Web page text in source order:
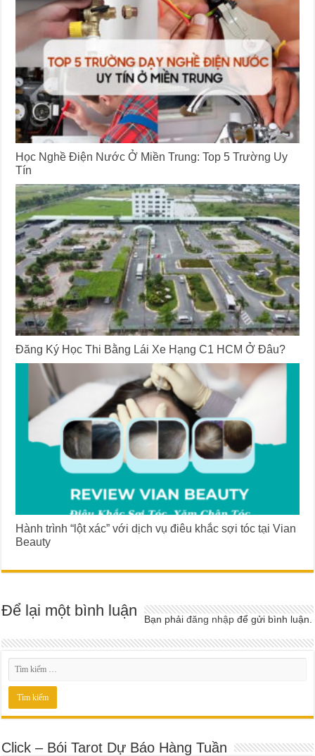
Học Nghề Điện Nước Ở Miền Trung: Top 5 Trường Uy
Tín
Đăng Ký Học Thi Bằng Lái Xe Hạng C1 HCM Ở Đâu?
Hành trình “lột xác” với dịch vụ điêu khắc sợi tóc tại Vian
Beauty
Để lại một bình luận Bạn phảiđăng nhập để gửi bình luận.
Click – Bói Tarot Dự Báo Hàng Tuần